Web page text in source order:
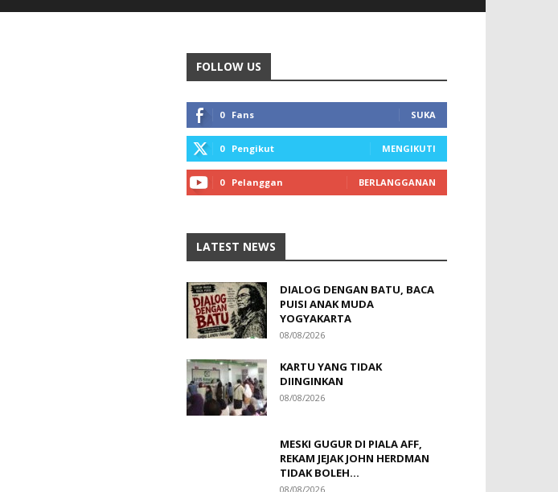
FOLLOW US
0 Fans SUKA
0 Pengikut MENGIKUTI
0 Pelanggan BERLANGGANAN
LATEST NEWS
DIALOG DENGAN BATU, BACA
PUISI ANAK MUDA
YOGYAKARTA
08/08/2026
KARTU YANG TIDAK
DIINGINKAN
08/08/2026
MESKI GUGUR DI PIALA AFF,
REKAM JEJAK JOHN HERDMAN
TIDAK BOLEH...
08/08/2026